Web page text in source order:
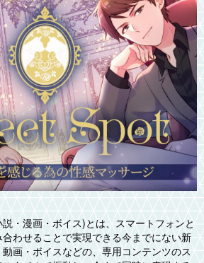
・漫画・ボイス)とは、スマートフォンと
わせることで実現できる今までにない新
画・ボイスなどの、専用コンテンツのス